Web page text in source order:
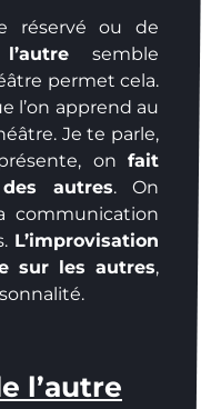
réservé ou de
semble
permet cela.
l’on apprend au
Je te parle,
on fait
autres. On
communication
L’improvisation
sur les autres,
l’autre